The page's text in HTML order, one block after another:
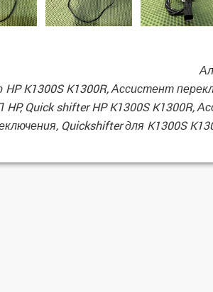
K1300S K1300R, Ассистент
Quick shifter HP K1300S K1300R,
Quickshifter для K1300S